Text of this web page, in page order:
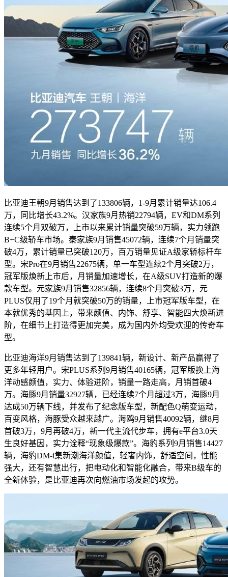
比亚迪王朝9月销售达到了133806辆，1-9月累计销量达106.4
万，同比增长43.2%。汉家族9月热销22794辆，EV和DM系列
连续5个月双破万，上市以来累计销量突破59万辆，实力领跑
B+C级轿车市场。秦家族9月销售45072辆，连续7个月销量突
破4万，累计销量已突破120万，百万销量见证A级家轿标杆车
型。宋Pro在9月销售22675辆，单一车型连续2个月突破2万，
冠军版焕新上市后，月销量加速增长，在A级SUV打造新的爆
款车型。元家族9月销售32856辆，连续8个月突破3万，元
PLUS仅用了19个月就突破50万的销量，上市冠军版车型，在
本就优秀的基因上，带来颜值、内饰、舒享、智能四大焕新进
阶，在细节上打造得更加完美，成为国内外均受欢迎的传奇车
型。
比亚迪海洋9月销售达到了139841辆，新设计、新产品赢得了
更多年轻用户。宋PLUS系列9月销售40165辆，冠军版换上海
洋动感颜值，实力、体验进阶，销量一路走高，月销首破4
万。海豚9月销量32927辆，已经连续7个月超过3万，海豚9月
达成50万辆下线，并发布了纪念版车型，新配色Q萌变运动，
百变风格，海豚受众越来越广。海鸥9月销售40092辆，继8月
首破3万，9月再破4万，新一代主流代步车，拥有e平台3.0天
生良好基因，实力诠释“现象级爆款”。海豹系列9月销售14427
辆，海豹DM-i集新潮海洋颜值，轻奢内饰，舒适空间，性能
强大，还有智慧出行，把电动化和智能化融合，带来B级车的
全新体验，是比亚迪再次向燃油市场发起的攻势。